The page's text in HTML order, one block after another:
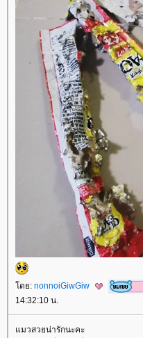
ดย: nonnoiGiwGiw
14:32:10 น.
มวสวยน่ารักนะคะ